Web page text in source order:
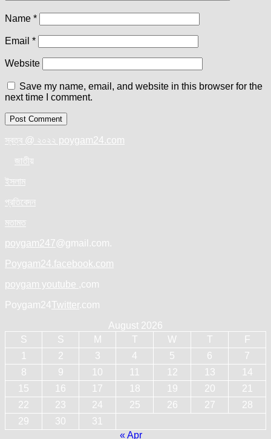
Name *
Email *
Website
Save my name, email, and website in this browser for the
next time I comment.
স্বত্ব @ ২০২২ poygam24.com
জাতীয়
ইসলাম
প্রতিবেদন
মতামত
poygam247@gmail.com.
Poygam24.facebook.com
poygam youtube ,com
Poygam24Twitter.com
August 2026
S
S M T W T
F
1
2 3 4 5 6
7
8
9 10 11 12 13
14
15
16 17 18 19 20
21
22
23 24 25 26 27
28
29
30
31
« Apr